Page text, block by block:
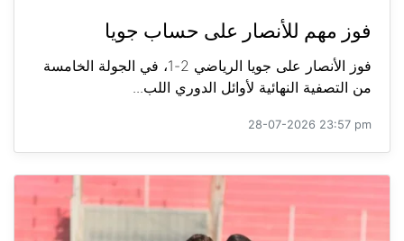
فوز مهم للأنصار على حساب جويا
فوز الأنصار على جويا الرياضي 2-1، في الجولة الخامسة
من التصفية النهائية لأوائل الدوري اللب...
28-07-2026 23:57 pm